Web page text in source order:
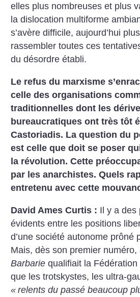
elles plus nombreuses et plus
la dislocation multiforme
s’avère difficile, aujourd’hui
rassembler toutes ces
du désordre établi.
Le refus du marxisme
celle des organisations
traditionnelles dont les
bureaucratiques ont très tôt
Castoriadis. La question du
est celle que doit se poser
la révolution. Cette
par les anarchistes. Quels
entretenu avec cette
David Ames Curtis : Il y a des
évidents entre les positions
d’une société autonome prôné
Mais, dès son premier numéro,
Barbarie qualifiait la
que les trotskystes, les ultra-
« relents du passé beaucoup